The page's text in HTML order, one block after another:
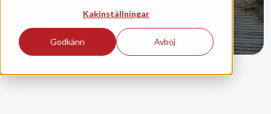
Kakinställningar
Godkänn Avböj